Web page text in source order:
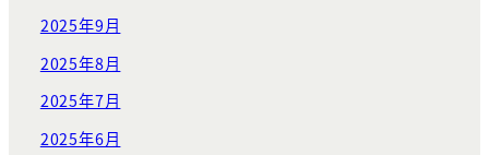
2025年9月
2025年8月
2025年7月
2025年6月